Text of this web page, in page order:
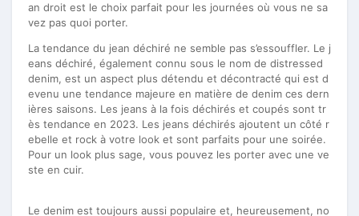
an droit est le choix parfait pour les journées où vous ne sa
vez pas quoi porter.
La tendance du jean déchiré ne semble pas s’essouffler. Le j
eans déchiré, également connu sous le nom de distressed
denim, est un aspect plus détendu et décontracté qui est d
evenu une tendance majeure en matière de denim ces dern
ières saisons. Les jeans à la fois déchirés et coupés sont tr
ès tendance en 2023. Les jeans déchirés ajoutent un côté r
ebelle et rock à votre look et sont parfaits pour une soirée.
Pour un look plus sage, vous pouvez les porter avec une ve
ste en cuir.
Le denim est toujours aussi populaire et, heureusement, no